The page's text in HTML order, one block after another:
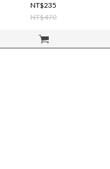
立即購買
NT$235
NT$470